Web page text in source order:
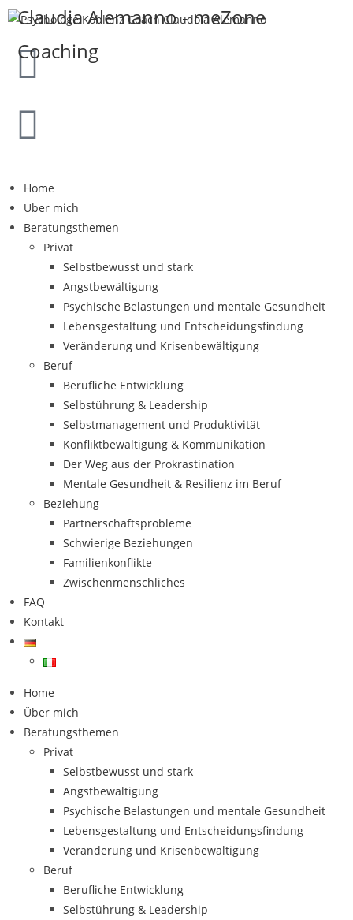
Claudia Alemanno - meZone
Coaching
Home
Über mich
Beratungsthemen
Privat
Selbstbewusst und stark
Angstbewältigung
Psychische Belastungen und mentale Gesundheit
Lebensgestaltung und Entscheidungsfindung
Veränderung und Krisenbewältigung
Beruf
Berufliche Entwicklung
Selbstührung & Leadership
Selbstmanagement und Produktivität
Konfliktbewältigung & Kommunikation
Der Weg aus der Prokrastination
Mentale Gesundheit & Resilienz im Beruf
Beziehung
Partnerschaftsprobleme
Schwierige Beziehungen
Familienkonflikte
Zwischenmenschliches
FAQ
Kontakt
Home
Über mich
Beratungsthemen
Privat
Selbstbewusst und stark
Angstbewältigung
Psychische Belastungen und mentale Gesundheit
Lebensgestaltung und Entscheidungsfindung
Veränderung und Krisenbewältigung
Beruf
Berufliche Entwicklung
Selbstührung & Leadership